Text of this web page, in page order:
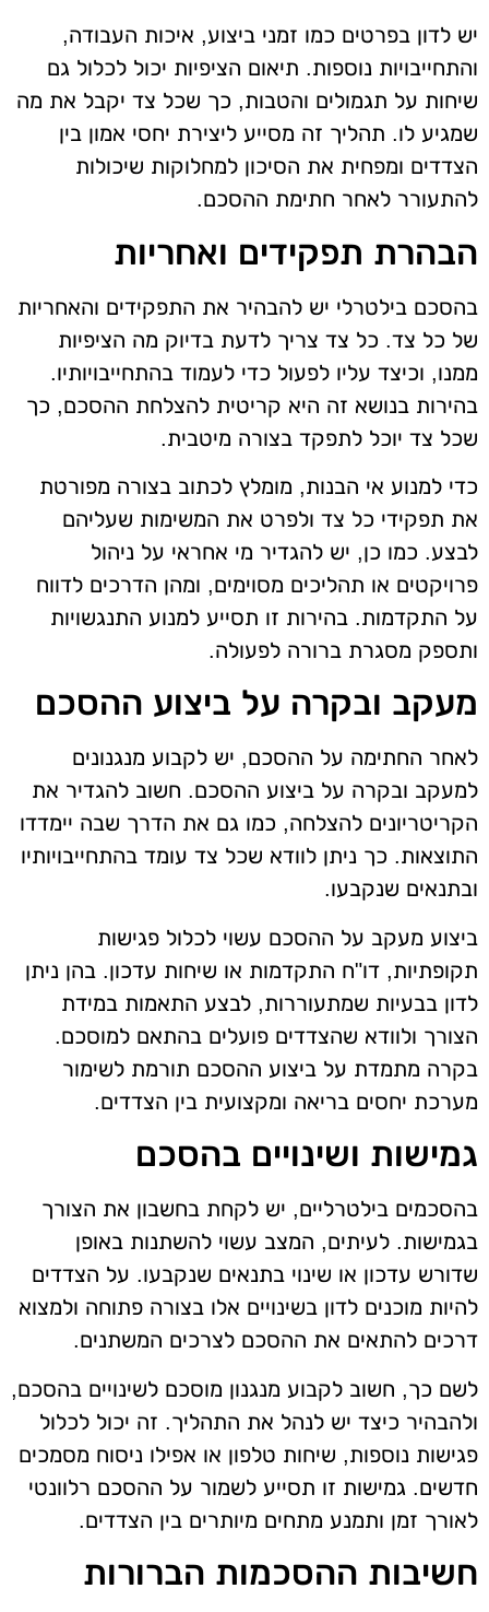
יש לדון בפרטים כמו זמני ביצוע, איכות העבודה,
והתחייבויות נוספות. תיאום הציפיות יכול לכלול גם
שיחות על תגמולים והטבות, כך שכל צד יקבל את מה
שמגיע לו. תהליך זה מסייע ליצירת יחסי אמון בין
הצדדים ומפחית את הסיכון למחלוקות שיכולות
להתעורר לאחר חתימת ההסכם.
הבהרת תפקידים ואחריות
בהסכם בילטרלי יש להבהיר את התפקידים והאחריות
של כל צד. כל צד צריך לדעת בדיוק מה הציפיות
ממנו, וכיצד עליו לפעול כדי לעמוד בהתחייבויותיו.
בהירות בנושא זה היא קריטית להצלחת ההסכם, כך
שכל צד יוכל לתפקד בצורה מיטבית.
כדי למנוע אי הבנות, מומלץ לכתוב בצורה מפורטת
את תפקידי כל צד ולפרט את המשימות שעליהם
לבצע. כמו כן, יש להגדיר מי אחראי על ניהול
פרויקטים או תהליכים מסוימים, ומהן הדרכים לדווח
על התקדמות. בהירות זו תסייע למנוע התנגשויות
ותספק מסגרת ברורה לפעולה.
מעקב ובקרה על ביצוע ההסכם
לאחר החתימה על ההסכם, יש לקבוע מנגנונים
למעקב ובקרה על ביצוע ההסכם. חשוב להגדיר את
הקריטריונים להצלחה, כמו גם את הדרך שבה יימדדו
התוצאות. כך ניתן לוודא שכל צד עומד בהתחייבויותיו
ובתנאים שנקבעו.
ביצוע מעקב על ההסכם עשוי לכלול פגישות
תקופתיות, דו"ח התקדמות או שיחות עדכון. בהן ניתן
לדון בבעיות שמתעוררות, לבצע התאמות במידת
הצורך ולוודא שהצדדים פועלים בהתאם למוסכם.
בקרה מתמדת על ביצוע ההסכם תורמת לשימור
מערכת יחסים בריאה ומקצועית בין הצדדים.
גמישות ושינויים בהסכם
בהסכמים בילטרליים, יש לקחת בחשבון את הצורך
בגמישות. לעיתים, המצב עשוי להשתנות באופן
שדורש עדכון או שינוי בתנאים שנקבעו. על הצדדים
להיות מוכנים לדון בשינויים אלו בצורה פתוחה ולמצוא
דרכים להתאים את ההסכם לצרכים המשתנים.
לשם כך, חשוב לקבוע מנגנון מוסכם לשינויים בהסכם,
ולהבהיר כיצד יש לנהל את התהליך. זה יכול לכלול
פגישות נוספות, שיחות טלפון או אפילו ניסוח מסמכים
חדשים. גמישות זו תסייע לשמור על ההסכם רלוונטי
לאורך זמן ותמנע מתחים מיותרים בין הצדדים.
חשיבות ההסכמות הברורות